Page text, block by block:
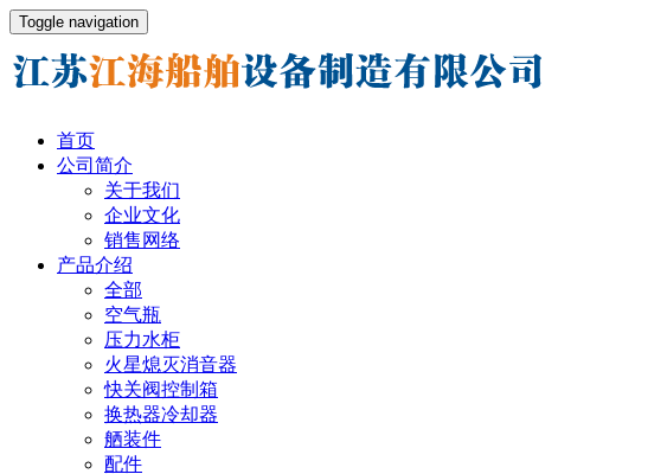
Toggle navigation
首页
公司简介
关于我们
企业文化
销售网络
产品介绍
全部
空气瓶
压力水柜
火星熄灭消音器
快关阀控制箱
换热器冷却器
舾装件
配件